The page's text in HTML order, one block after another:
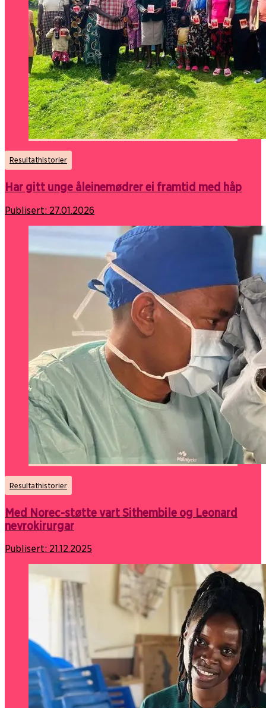
Resultathistorier
Har gitt unge åleinemødrer ei framtid med håp
Publisert: 27.01.2026
Resultathistorier
Med Norec-støtte vart Sithembile og Leonard
nevrokirurgar
Publisert: 21.12.2025